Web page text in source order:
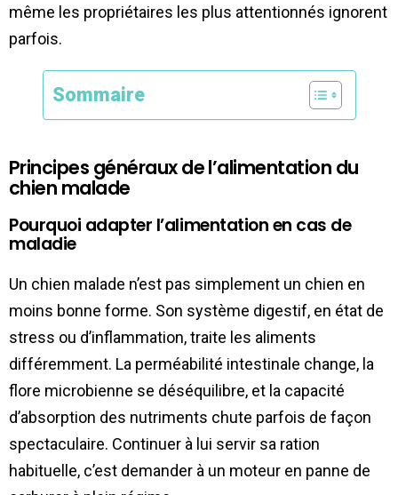
même les propriétaires les plus attentionnés ignorent
parfois.
Sommaire
Principes généraux de l’alimentation du
chien malade
Pourquoi adapter l’alimentation en cas de
maladie
Un chien malade n’est pas simplement un chien en
moins bonne forme. Son système digestif, en état de
stress ou d’inflammation, traite les aliments
différemment. La perméabilité intestinale change, la
flore microbienne se déséquilibre, et la capacité
d’absorption des nutriments chute parfois de façon
spectaculaire. Continuer à lui servir sa ration
habituelle, c’est demander à un moteur en panne de